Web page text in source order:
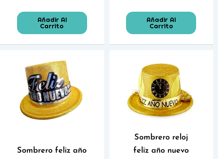
Añadir Al
Carrito
Añadir Al
Carrito
Sombrero feliz año
Sombrero reloj
feliz año nuevo